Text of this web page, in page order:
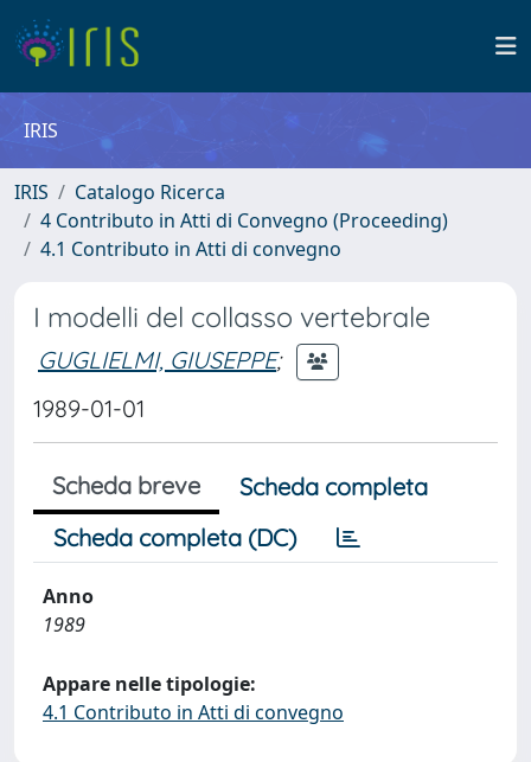
IRIS
IRIS
Catalogo Ricerca
4 Contributo in Atti di Convegno (Proceeding)
4.1 Contributo in Atti di convegno
I modelli del collasso vertebrale
GUGLIELMI, GIUSEPPE;
1989-01-01
Scheda breve
Scheda completa
Scheda completa (DC)
Anno
1989
Appare nelle tipologie:
4.1 Contributo in Atti di convegno